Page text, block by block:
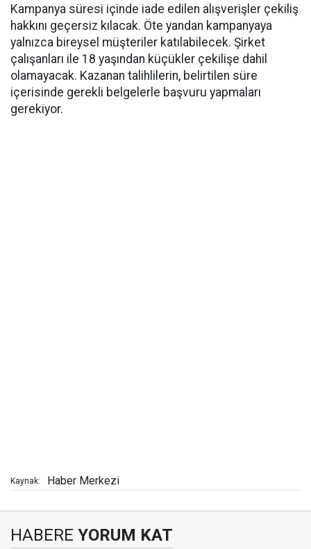
Kampanya süresi içinde iade edilen alışverişler çekiliş
hakkını geçersiz kılacak. Öte yandan kampanyaya
yalnızca bireysel müşteriler katılabilecek. Şirket
çalışanları ile 18 yaşından küçükler çekilişe dahil
olamayacak. Kazanan talihlilerin, belirtilen süre
içerisinde gerekli belgelerle başvuru yapmaları
gerekiyor.
Kaynak: Haber Merkezi
HABERE YORUM KAT